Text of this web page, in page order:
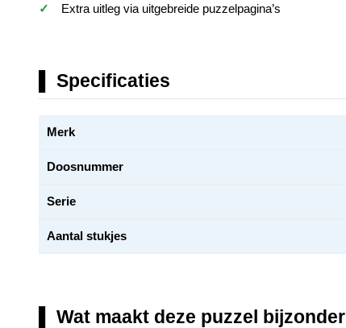
Extra uitleg via uitgebreide puzzelpagina’s
Specificaties
Merk
Doosnummer
Serie
Aantal stukjes
Wat maakt deze puzzel bijzonder